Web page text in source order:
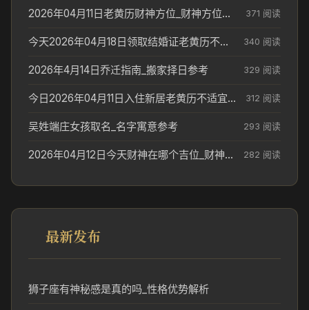
2026年04月11日老黄历财神方位_财神方位与供奉讲究 371 阅读
今天2026年04月18日领取结婚证老黄历不适合吗_领证日期参考 340 阅读
2026年4月14日乔迁指南_搬家择日参考 329 阅读
今日2026年04月11日入住新居老黄历不适宜吗_搬家择日参考 312 阅读
吴姓端庄女孩取名_名字寓意参考 293 阅读
2026年04月12日今天财神在哪个吉位_财神方位参考 282 阅读
最新发布
狮子座有神秘感是真的吗_性格优势解析